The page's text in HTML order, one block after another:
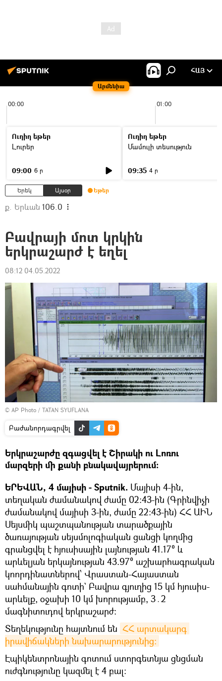
Արմենիա
ՀԱՅ
00:00 01:00
Ուղիղ եթեր
Լուրեր
09:00 6 ր
Ուղիղ եթեր
Մամուլի տեսություն
09:35 4 ր
Երեկ Այսօր Եթեր
ք. Երևան 106.0
Բավրայի մոտ կրկին
երկրաշարժ է եղել
08:12 04.05.2022
© AP Photo / TATAN SYUFLANA
Բաժանորդագրվել
Երկրաշարժը զգացվել է Շիրակի ու Լոռու
մարզերի մի քանի բնակավայրերում։
ԵՐԵՎԱՆ, 4 մայիսի - Sputnik. Մայիսի 4-ին,
տեղական ժամանակով ժամը 02:43-ին (Գրինվիչի
ժամանակով մայիսի 3-ին, ժամը 22:43-ին) ՀՀ ԱԻՆ
Սեյսմիկ պաշտպանության տարածքային
ծառայության սեյսմոլոգիական ցանցի կողմից
գրանցվել է հյուսիսային լայնության 41.17⁰ և
արևելյան երկայնության 43.97⁰ աշխարհագրական
կոորդինատներով՝ Վրաստան-Հայաստան
սահմանային գոտի` Բավրա գյուղից 15 կմ հյուսիս-
արևելք, օջախի 10 կմ խորությամբ, 3․2
մագնիտուդով երկրաշարժ:
Տեղեկությունը հայտնում են ՀՀ արտակարգ
իրավիճակների նախարարությունից։
Էպիկենտրոնային գոտում ստորգետնյա ցնցման
ուժգնությունը կազմել է 4 բալ: